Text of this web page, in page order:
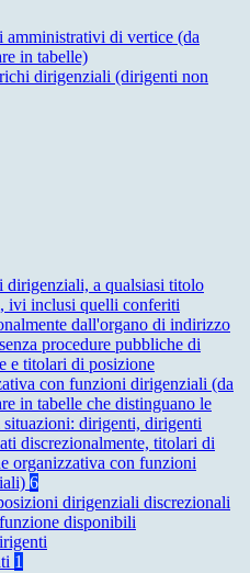
amministrativi di vertice (da
in tabelle)
dirigenziali (dirigenti non
dirigenziali, a qualsiasi titolo
ivi inclusi quelli conferiti
dall'organo di indirizzo
procedure pubbliche di
e titolari di posizione
con funzioni dirigenziali (da
in tabelle che distinguano le
situazioni: dirigenti, dirigenti
discrezionalmente, titolari di
organizzativa con funzioni
6
dirigenziali discrezionali
disponibili
1